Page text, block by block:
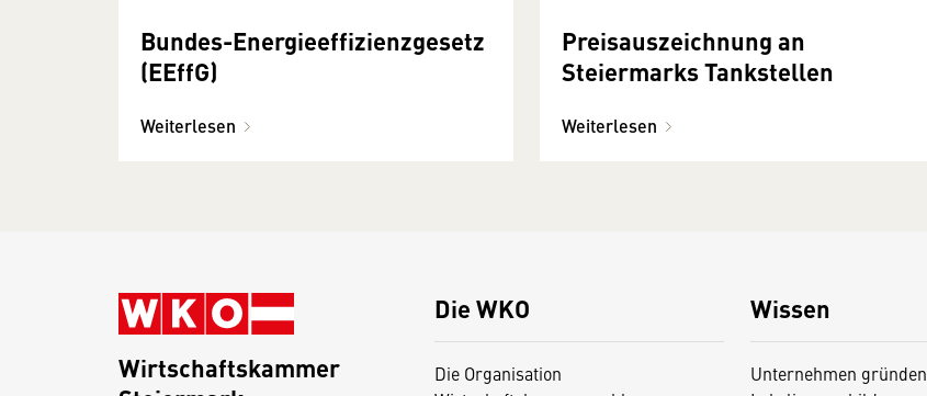
Bundes-Energie­effizienz­gesetz
(EEffG)
Weiterlesen
Preisauszeichnung an
Steiermarks Tankstellen
Weiterlesen
Die WKO
Die Organisation
Wissen
Unternehmen gründen
Wirtschaftskammer